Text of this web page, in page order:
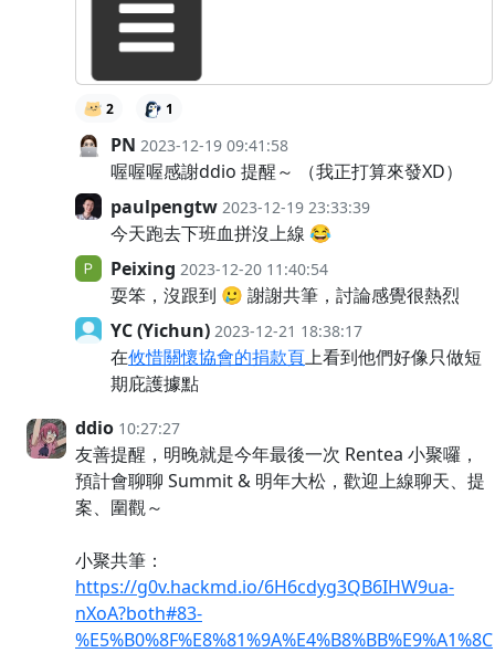
2 1
PN 2023-12-19 09:41:58
喔喔喔感謝ddio 提醒～ （我正打算來發XD）
paulpengtw 2023-12-19 23:33:39
今天跑去下班血拼沒上線 😂
Peixing 2023-12-20 11:40:54
耍笨，沒跟到 🥲 謝謝共筆，討論感覺很熱烈
YC (Yichun) 2023-12-21 18:38:17
在攸惜關懷協會的捐款頁上看到他們好像只做短
期庇護據點
ddio 10:27:27
友善提醒，明晚就是今年最後一次 Rentea 小聚囉，
預計會聊聊 Summit & 明年大松，歡迎上線聊天、提
案、圍觀～
小聚共筆：
https://g0v.hackmd.io/6H6cdyg3QB6IHW9ua-
nXoA?both#83-
%E5%B0%8F%E8%81%9A%E4%B8%BB%E9%A1%8C